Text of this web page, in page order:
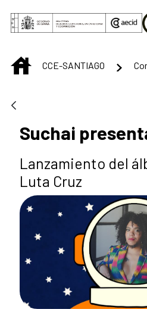
Saltar al contenido principal
INICIOCCE-SANTIAGO
Suchai
Lanzamiento del
Luta Cruz